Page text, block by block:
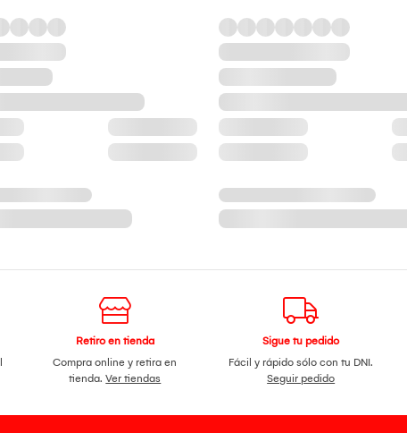
Retiro en tienda
Compra online y retira en
tienda.Ver tiendas
Sigue tu pedido
Fácil y rápido sólo con tu DNI.
Seguir pedido